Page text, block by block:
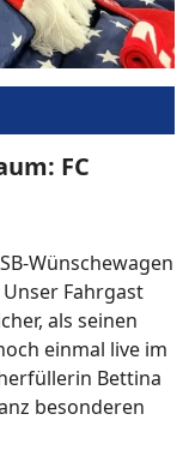
FC
Wünschewagen
Fahrgast
als seinen
einmal live im
Bettina
besonderen